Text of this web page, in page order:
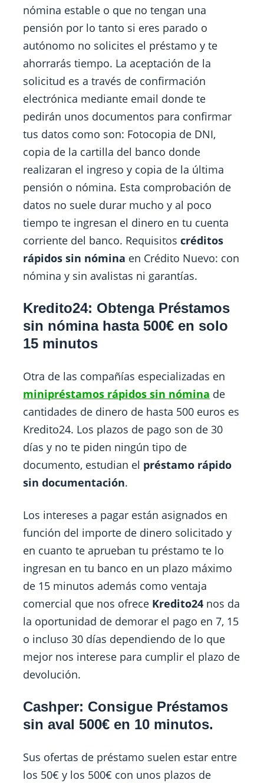
nómina estable o que no tengan una
pensión por lo tanto si eres parado o
autónomo no solicites el préstamo y te
ahorrarás tiempo. La aceptación de la
solicitud es a través de confirmación
electrónica mediante email donde te
pedirán unos documentos para confirmar
tus datos como son: Fotocopia de DNI,
copia de la cartilla del banco donde
realizaran el ingreso y copia de la última
pensión o nómina. Esta comprobación de
datos no suele durar mucho y al poco
tiempo te ingresan el dinero en tu cuenta
corriente del banco. Requisitoscréditos
rápidos sin nómina en Crédito Nuevo: con
nómina y sin avalistas ni garantías.
Kredito24: Obtenga Préstamos
sin nómina hasta 500€ en solo
15 minutos
Otra de las compañías especializadas en
minipréstamos rápidos sin nómina de
cantidades de dinero de hasta 500 euros es
Kredito24. Los plazos de pago son de 30
días y no te piden ningún tipo de
documento, estudian el préstamo rápido
sin documentación.
Los intereses a pagar están asignados en
función del importe de dinero solicitado y
en cuanto te aprueban tu préstamo te lo
ingresan en tu banco en un plazo máximo
de 15 minutos además como ventaja
comercial que nos ofrece Kredito24 nos da
la oportunidad de demorar el pago en 7, 15
o incluso 30 días dependiendo de lo que
mejor nos interese para cumplir el plazo de
devolución.
Cashper: Consigue Préstamos
sin aval 500€ en 10 minutos.
Sus ofertas de préstamo suelen estar entre
los 50€ y los 500€ con unos plazos de